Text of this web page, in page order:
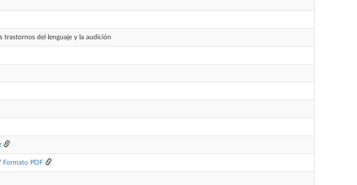
trastornos del lenguaje y la audición
Formato PDF